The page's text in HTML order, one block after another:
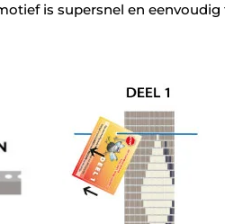
is supersnel en